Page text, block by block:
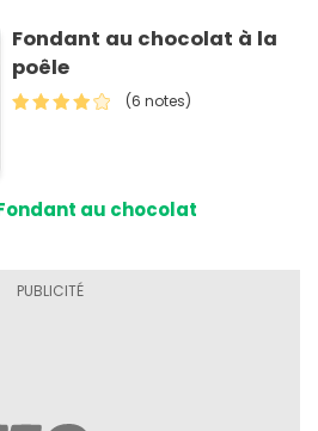
Fondant au chocolat à la
poêle
(6 notes)
au chocolat